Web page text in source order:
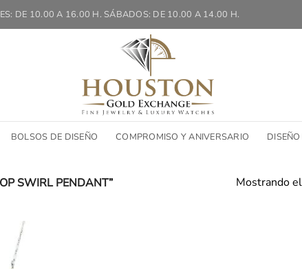
DE 10.00 A 16.00 H. SÁBADOS: DE 10.00 A 14.00 H.
BOLSOS DE DISEÑO COMPROMISO Y ANIVERSARIO
SWIRL PENDANT” Mostrando